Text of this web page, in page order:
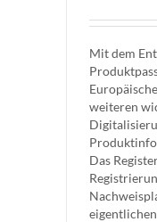
Mit dem
weiteren
Das